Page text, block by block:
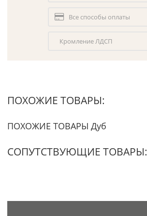
Все способы оплаты
Кромление ЛДСП
ПОХОЖИЕ ТОВАРЫ:
ПОХОЖИЕ ТОВАРЫ Дуб
СОПУТСТВУЮЩИЕ ТОВАРЫ: